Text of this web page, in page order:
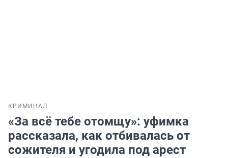
КРИМИНАЛ
«За всё тебе отомщу»: уфимка
рассказала, как отбивалась от
сожителя и угодила под арест